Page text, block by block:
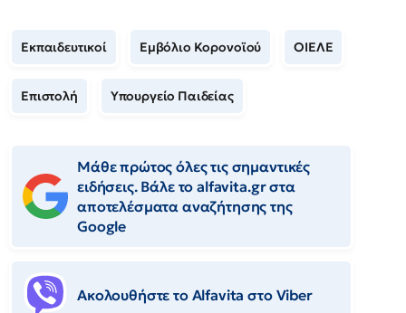
Εκπαιδευτικοί Εμβόλιο Κορονοϊού ΟΙΕΛΕ
Επιστολή Υπουργείο Παιδείας
Μάθε πρώτος όλες τις σημαντικές
ειδήσεις. Βάλε το alfavita.gr στα
αποτελέσματα αναζήτησης της
Google
Ακολουθήστε το Αlfavita στο Viber